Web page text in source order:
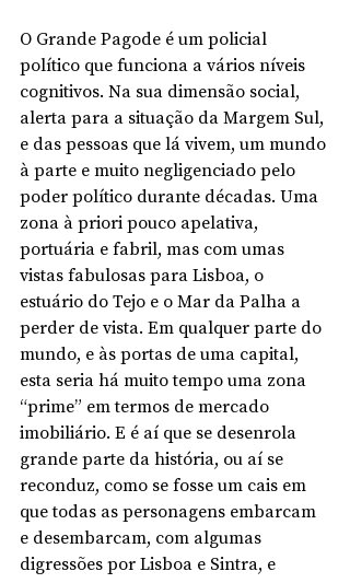
O Grande Pagode é um policial
político que funciona a vários níveis
cognitivos. Na sua dimensão social,
alerta para a situação da Margem Sul,
e das pessoas que lá vivem, um mundo
à parte e muito negligenciado pelo
poder político durante décadas. Uma
zona à priori pouco apelativa,
portuária e fabril, mas com umas
vistas fabulosas para Lisboa, o
estuário do Tejo e o Mar da Palha a
perder de vista. Em qualquer parte do
mundo, e às portas de uma capital,
esta seria há muito tempo uma zona
“prime” em termos de mercado
imobiliário. E é aí que se desenrola
grande parte da história, ou aí se
reconduz, como se fosse um cais em
que todas as personagens embarcam
e desembarcam, com algumas
digressões por Lisboa e Sintra, e